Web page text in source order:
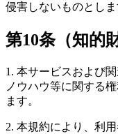
侵害しないものとしま
第10条（知的
1. 本サービスおよび
ノウハウ等に関する
ます。
2. 本規約により、利